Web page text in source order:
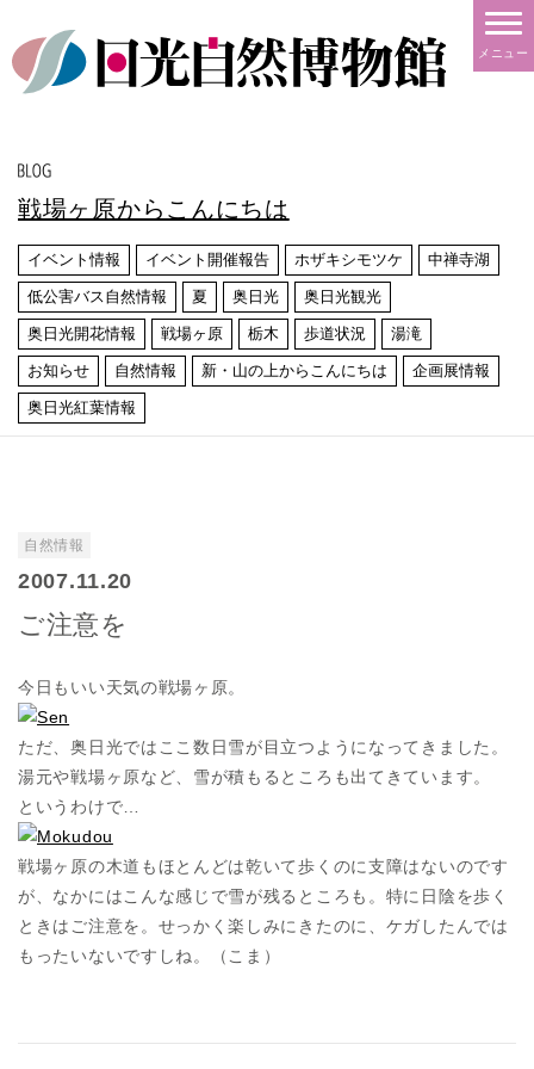
メニュー
戦場ヶ原からこんにちは
イベント情報 イベント開催報告 ホザキシモツケ 中禅寺湖
低公害バス自然情報 夏 奥日光 奥日光観光
奥日光開花情報 戦場ヶ原 栃木 歩道状況 湯滝
お知らせ 自然情報 新・山の上からこんにちは 企画展情報
奥日光紅葉情報
自然情報
2007.11.20
ご注意を
今日もいい天気の戦場ヶ原。
ただ、奥日光ではここ数日雪が目立つようになってきました。
湯元や戦場ヶ原など、雪が積もるところも出てきています。
というわけで…
戦場ヶ原の木道もほとんどは乾いて歩くのに支障はないのです
が、なかにはこんな感じで雪が残るところも。特に日陰を歩く
ときはご注意を。せっかく楽しみにきたのに、ケガしたんでは
もったいないですしね。（こま）